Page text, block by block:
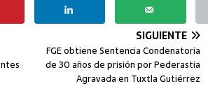
SIGUIENTE
FGE obtiene Sentencia Condenatoria
de 30 años de prisión por Pederastia
Agravada en Tuxtla Gutiérrez